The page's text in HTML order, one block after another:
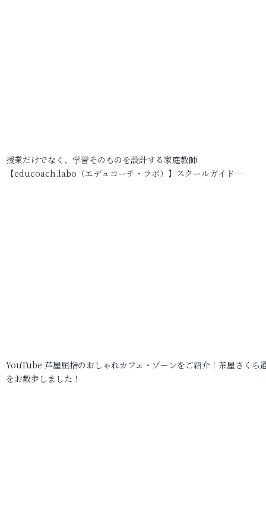
授業だけでなく、学習そのものを設計する家庭教師
【educoach.labo（エデュコーチ・ラボ）】スクールガイド…
YouTube 芦屋屈指のおしゃれカフェ・ゾーンをご紹介！茶屋さくら
をお散歩しました！